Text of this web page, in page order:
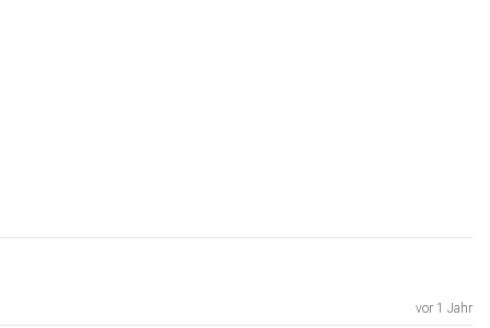
vor 1 Jahr